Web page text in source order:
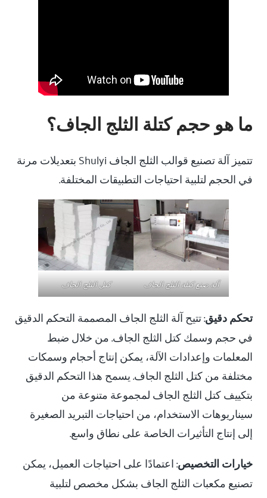
ما هو حجم كتلة الثلج الجاف؟
تتميز آلة تصنيع قوالب الثلج الجاف Shulyi بتعديلات مرنة
في الحجم لتلبية احتياجات التطبيقات المختلفة.
آلة صنع كتلة الثلج الجاف كتل الثلج الجاف
تحكم دقيق: تتيح آلة الثلج الجاف المصممة التحكم الدقيق
في حجم وسمك كتل الثلج الجاف. من خلال ضبط
المعلمات وإعدادات الآلة، يمكن إنتاج أحجام وسمكات
مختلفة من كتل الثلج الجاف. يسمح هذا التحكم الدقيق
بتكييف كتل الثلج الجاف لمجموعة متنوعة من
سيناريوهات الاستخدام، من احتياجات التبريد الصغيرة
إلى إنتاج التأثيرات الخاصة على نطاق واسع.
خيارات التخصيص: اعتمادًا على احتياجات العميل، يمكن
تصنيع مكعبات الثلج الجاف بشكل مخصص لتلبية